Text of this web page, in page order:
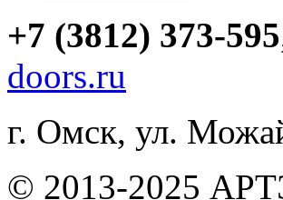
+7 (3812) 373-595
doors.ru
г. Омск, ул.
© 2013-2025